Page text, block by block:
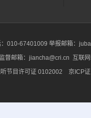
010-67401009 举报邮箱：
督邮箱：jiancha@cri.cn 互联
听节目许可证 0102002 京ICP